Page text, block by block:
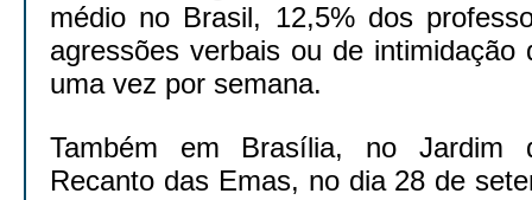
médio no Brasil, 12,5% dos
agressões verbais ou de intimidação
uma vez por semana.
Também em Brasília, no Jardim
Recanto das Emas, no dia 28 de